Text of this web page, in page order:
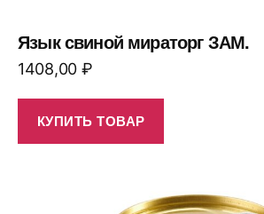
Язык свиной мираторг ЗАМ.
1408,00 ₽
КУПИТЬ ТОВАР